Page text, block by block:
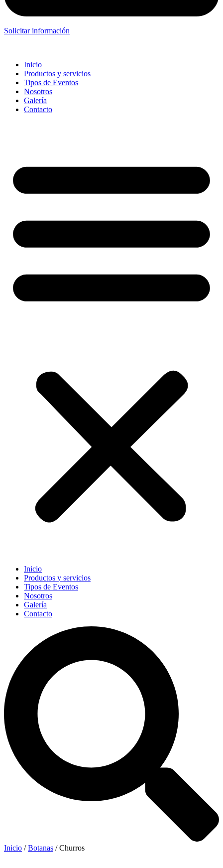
Solicitar información
Inicio
Productos y servicios
Tipos de Eventos
Nosotros
Galería
Contacto
Inicio
Productos y servicios
Tipos de Eventos
Nosotros
Galería
Contacto
Inicio /Botanas / Churros